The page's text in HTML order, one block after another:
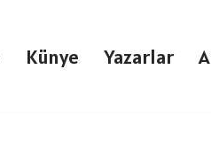
Künye Yazarlar